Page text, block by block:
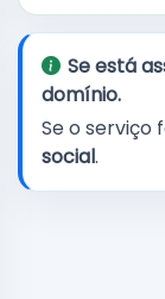
Se está
domínio.
Se o serviço
social.